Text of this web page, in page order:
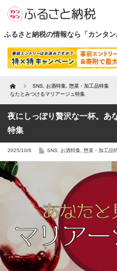
ふるさと納税の情報なら「カンタ
Home SNS お酒特集 惣菜・加工品特集
なたとみつけるマリアージュ特集
夜にしっぽり贅沢な一杯。あ
特集
2025/10/6 SNS お酒特集 惣菜・加工品